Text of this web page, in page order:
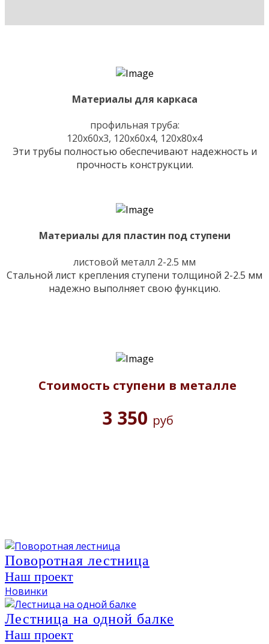
Материалы для каркаса
профильная труба:
120х60х3, 120х60х4, 120х80х4
Эти трубы полностью обеспечивают надежность и
прочность конструкции.
Материалы для пластин под ступени
листовой металл 2-2.5 мм
Стальной лист крепления ступени толщиной 2-2.5 мм
надежно выполняет свою функцию.
Стоимость ступени в металле
3 350 руб
Поворотная лестница
Наш проект
Новинки
Лестница на одной балке
Наш проект